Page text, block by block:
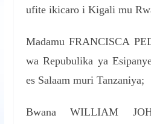
ufite ikicaro i Kigali mu
Madamu FRANCISCA
wa Repubulika ya
es Salaam muri Tanzaniya;
Bwana WILLIAM